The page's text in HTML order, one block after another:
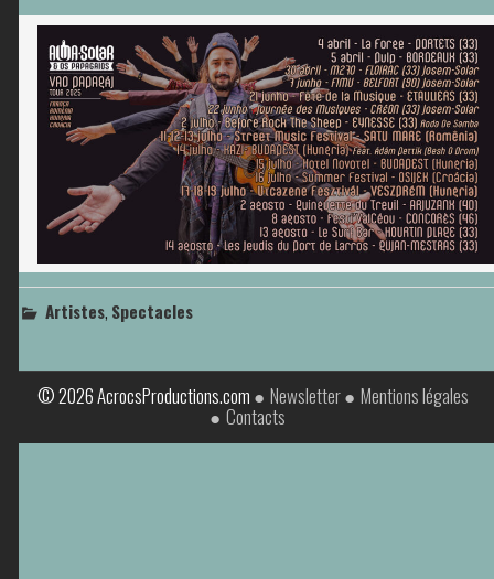
Artistes, Spectacles
© 2026 AcrocsProductions.com Newsletter Mentions légales
Contacts